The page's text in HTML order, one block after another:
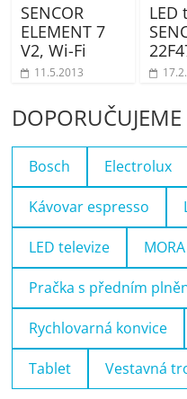
SENCOR
ELEMENT 7
V2, Wi-Fi
11.5.2013
LED
DOPORUČUJEME
Bosch Electrolux
Kávovar espresso
LED televize MORA
Pračka s předním
Rychlovarná konvice
Tablet Vestavná